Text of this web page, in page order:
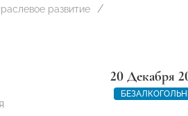
развитие
20 Декабря